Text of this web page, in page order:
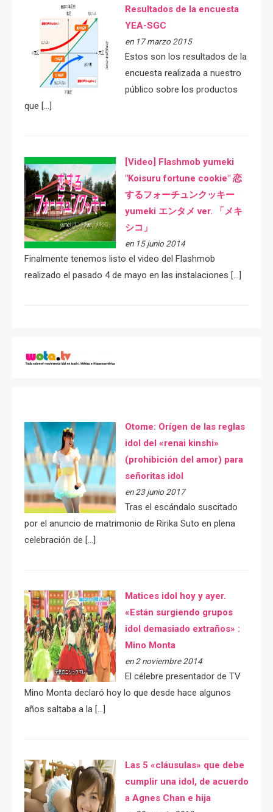
Resultados de la encuesta
YEA-SGC
en 17 marzo 2015
Estos son los resultados de la
encuesta realizada a nuestro
público sobre los productos
que […]
[Video] Flashmob yumeki
"Koisuru fortune cookie" 恋
するフォーチュンクッキー
yumeki エンタメ ver. 「メキ
シコ」
en 15 junio 2014
Finalmente tenemos listo el video del Flashmob
realizado el pasado 4 de mayo en las instalaciones […]
Otome: Orígen de las reglas
idol del «renai kinshi»
(prohibición del amor) para
señoritas idol
en 23 junio 2017
Tras el escándalo suscitado
por el anuncio de matrimonio de Ririka Suto en plena
celebración de […]
Matices idol hoy y ayer.
«Están surgiendo grupos
idol demasiado extraños» :
Mino Monta
en 2 noviembre 2014
El célebre presentador de TV
Mino Monta declaró hoy lo que desde hace algunos
años saltaba a la […]
Las 5 «cláusulas» que debe
cumplir una idol, de acuerdo
a Agnes Chan e hija